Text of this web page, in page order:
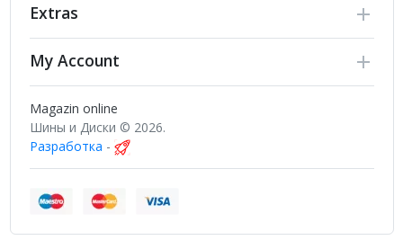
Extras
My Account
Magazin online
Шины и Диски © 2026.
Разработка -